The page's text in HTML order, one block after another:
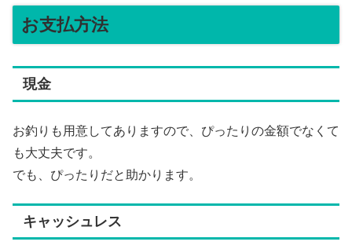
お支払方法
現金
お釣りも用意してありますので、ぴったりの金額でなくて
も大丈夫です。
でも、ぴったりだと助かります。
キャッシュレス